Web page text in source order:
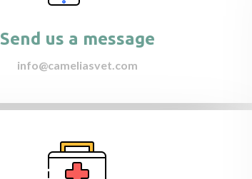
Send us a message
info@cameliasvet.com